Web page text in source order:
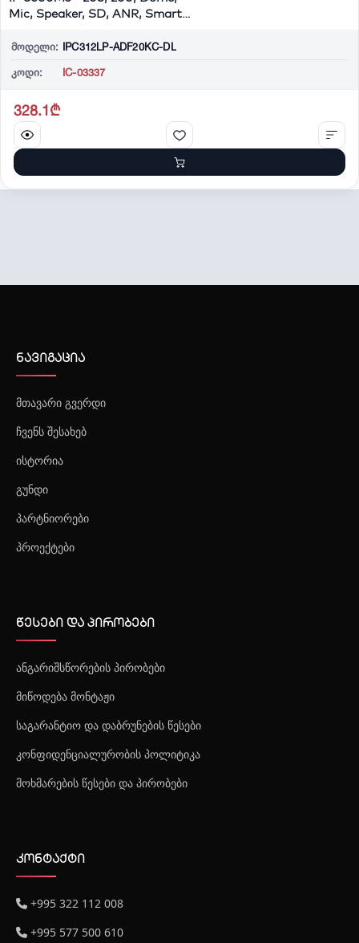
Mic, Speaker, SD, ANR, Smart,
მოდელი: IPC312LP-ADF20KC-DL
კოდი: IC-03337
328.1₾
ნავიგაცია
მთავარი გვერდი
ჩვენს შესახებ
ისტორია
გუნდი
პარტნიორები
პროექტები
წესები და პირობები
ანგარიშსწორების პირობები
მიწოდება მონტაჟი
საგარანტიო და დაბრუნების წესები
კონფიდენციალურობის პოლიტიკა
მოხმარების წესები და პირობები
კონტაქტი
+995 322 112 008
+995 577 500 610